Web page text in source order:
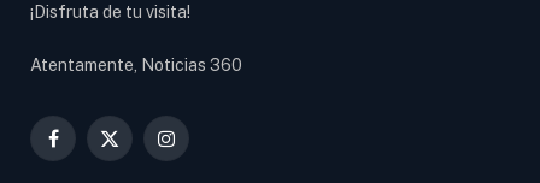
¡Disfruta de tu visita!
Atentamente, Noticias 360
Facebook
X
Instagram